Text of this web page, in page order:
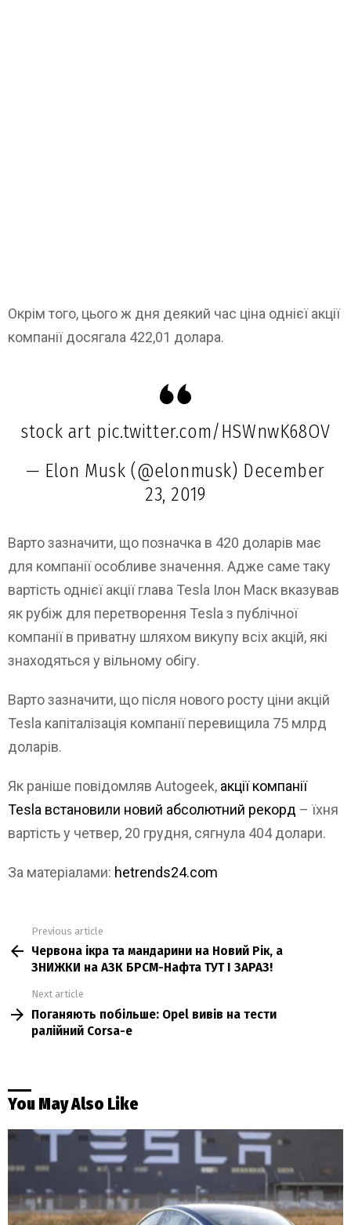
Окрім того, цього ж дня деякий час ціна однієї акції
компанії досягала 422,01 долара.
stock art pic.twitter.com/HSWnwK68OV
— Elon Musk (@elonmusk) December
23, 2019
Варто зазначити, що позначка в 420 доларів має
для компанії особливе значення. Адже саме таку
вартість однієї акції глава Tesla Ілон Маск вказував
як рубіж для перетворення Tesla з публічної
компанії в приватну шляхом викупу всіх акцій, які
знаходяться у вільному обігу.
Варто зазначити, що після нового росту ціни акцій
Tesla капіталізація компанії перевищила 75 млрд
доларів.
Як раніше повідомляв Autogeek, акції компанії
Tesla встановили новий абсолютний рекорд – їхня
вартість у четвер, 20 грудня, сягнула 404 долари.
За матеріалами: hetrends24.com
more
Previous article
Червона ікра та мандарини на Новий Рік, а
ЗНИЖКИ на АЗК БРСМ-Нафта ТУТ І ЗАРАЗ!
Next article
Поганяють побільше: Opel вивів на тести
ралійний Corsa-e
You May Also Like